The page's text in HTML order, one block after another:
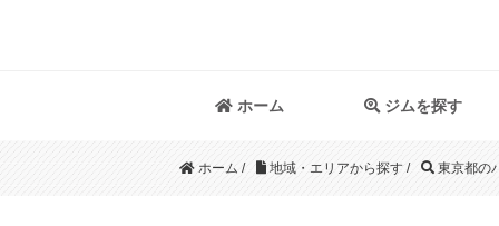
ホーム ジムを探す
ホーム / 地域・エリアから探す / 東京都の